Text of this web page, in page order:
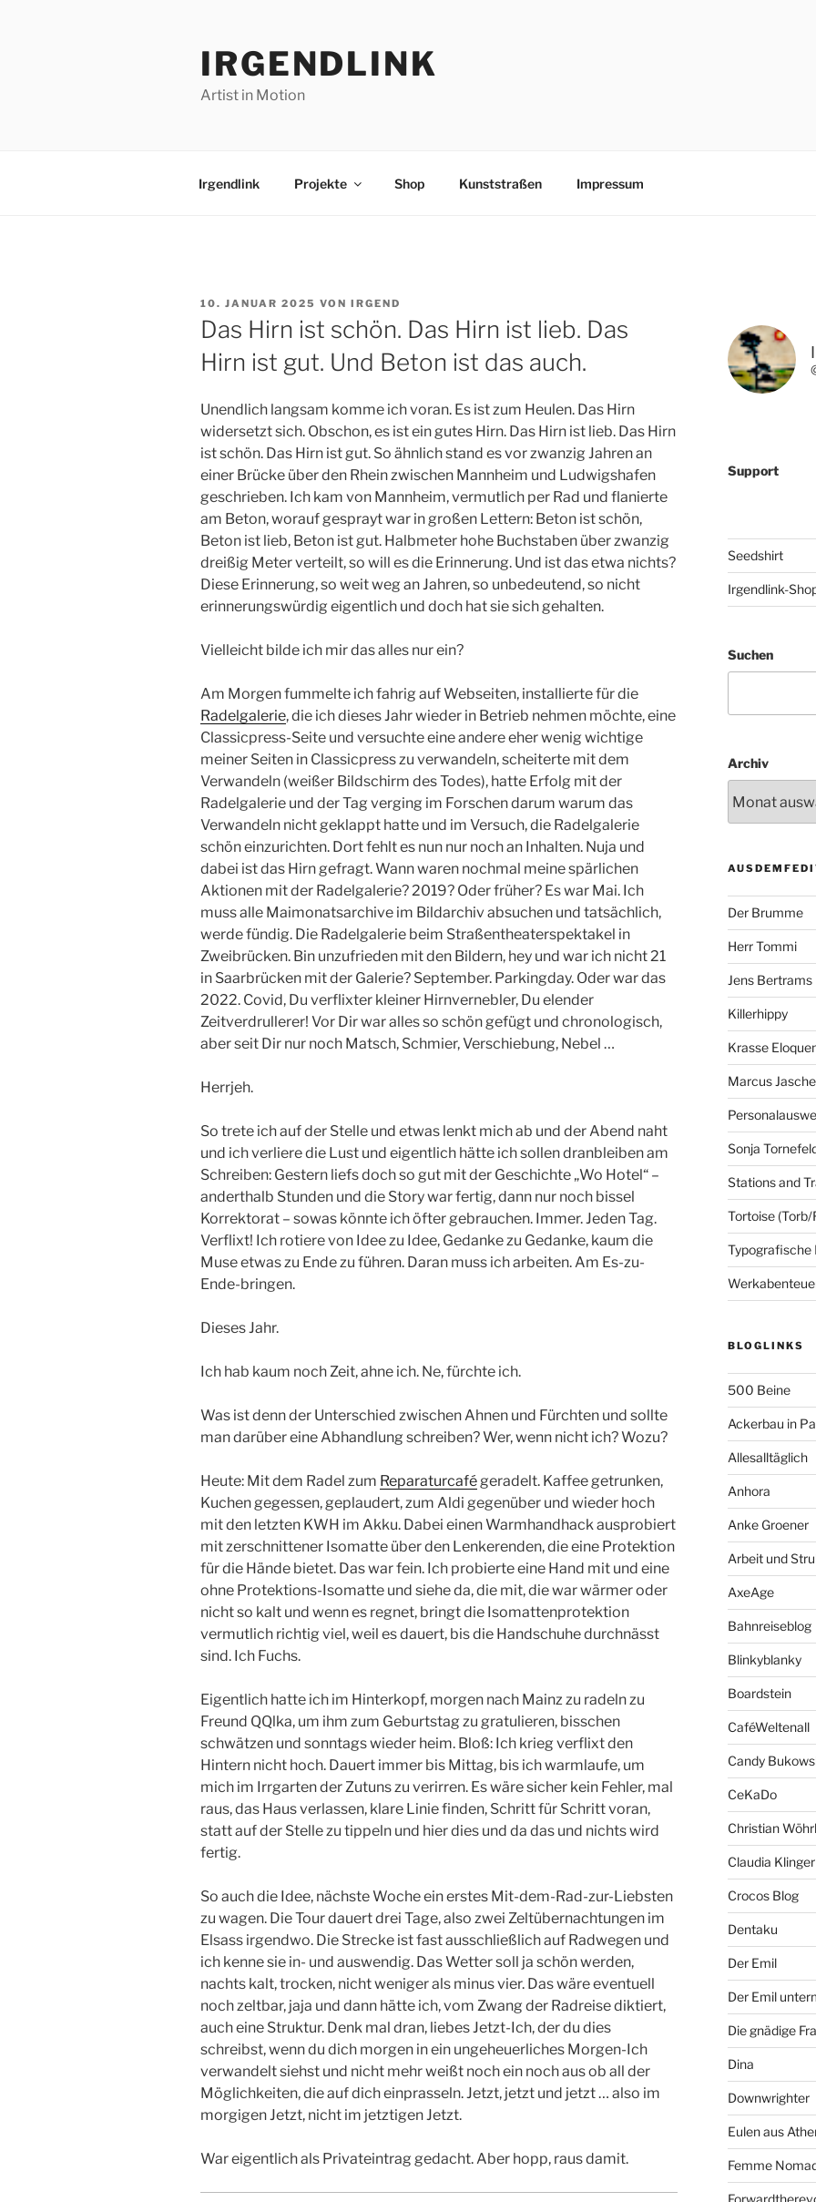
IRGENDLINK
Artist in Motion
Irgendlink Projekte Shop Kunststraßen Impressum
VERÖFFENTLICHT
AM
10. JANUAR 2025 VON IRGEND
Das Hirn ist schön. Das Hirn ist lieb. Das
Hirn ist gut. Und Beton ist das auch.
Unendlich langsam komme ich voran. Es ist zum Heulen. Das Hirn
widersetzt sich. Obschon, es ist ein gutes Hirn. Das Hirn ist lieb. Das Hirn
ist schön. Das Hirn ist gut. So ähnlich stand es vor zwanzig Jahren an
einer Brücke über den Rhein zwischen Mannheim und Ludwigshafen
geschrieben. Ich kam von Mannheim, vermutlich per Rad und flanierte
am Beton, worauf gesprayt war in großen Lettern: Beton ist schön,
Beton ist lieb, Beton ist gut. Halbmeter hohe Buchstaben über zwanzig
dreißig Meter verteilt, so will es die Erinnerung. Und ist das etwa nichts?
Diese Erinnerung, so weit weg an Jahren, so unbedeutend, so nicht
erinnerungswürdig eigentlich und doch hat sie sich gehalten.
Vielleicht bilde ich mir das alles nur ein?
Am Morgen fummelte ich fahrig auf Webseiten, installierte für die
Radelgalerie, die ich dieses Jahr wieder in Betrieb nehmen möchte, eine
Classicpress-Seite und versuchte eine andere eher wenig wichtige
meiner Seiten in Classicpress zu verwandeln, scheiterte mit dem
Verwandeln (weißer Bildschirm des Todes), hatte Erfolg mit der
Radelgalerie und der Tag verging im Forschen darum warum das
Verwandeln nicht geklappt hatte und im Versuch, die Radelgalerie
schön einzurichten. Dort fehlt es nun nur noch an Inhalten. Nuja und
dabei ist das Hirn gefragt. Wann waren nochmal meine spärlichen
Aktionen mit der Radelgalerie? 2019? Oder früher? Es war Mai. Ich
muss alle Maimonatsarchive im Bildarchiv absuchen und tatsächlich,
werde fündig. Die Radelgalerie beim Straßentheaterspektakel in
Zweibrücken. Bin unzufrieden mit den Bildern, hey und war ich nicht 21
in Saarbrücken mit der Galerie? September. Parkingday. Oder war das
2022. Covid, Du verflixter kleiner Hirnvernebler, Du elender
Zeitverdrullerer! Vor Dir war alles so schön gefügt und chronologisch,
aber seit Dir nur noch Matsch, Schmier, Verschiebung, Nebel …
Herrjeh.
So trete ich auf der Stelle und etwas lenkt mich ab und der Abend naht
und ich verliere die Lust und eigentlich hätte ich sollen dranbleiben am
Schreiben: Gestern liefs doch so gut mit der Geschichte „Wo Hotel“ –
anderthalb Stunden und die Story war fertig, dann nur noch bissel
Korrektorat – sowas könnte ich öfter gebrauchen. Immer. Jeden Tag.
Verflixt! Ich rotiere von Idee zu Idee, Gedanke zu Gedanke, kaum die
Muse etwas zu Ende zu führen. Daran muss ich arbeiten. Am Es-zu-
Ende-bringen.
Dieses Jahr.
Ich hab kaum noch Zeit, ahne ich. Ne, fürchte ich.
Was ist denn der Unterschied zwischen Ahnen und Fürchten und sollte
man darüber eine Abhandlung schreiben? Wer, wenn nicht ich? Wozu?
Heute: Mit dem Radel zum Reparaturcafégeradelt. Kaffee getrunken,
Kuchen gegessen, geplaudert, zum Aldi gegenüber und wieder hoch
mit den letzten KWH im Akku. Dabei einen Warmhandhack ausprobiert
mit zerschnittener Isomatte über den Lenkerenden, die eine Protektion
für die Hände bietet. Das war fein. Ich probierte eine Hand mit und eine
ohne Protektions-Isomatte und siehe da, die mit, die war wärmer oder
nicht so kalt und wenn es regnet, bringt die Isomattenprotektion
vermutlich richtig viel, weil es dauert, bis die Handschuhe durchnässt
sind. Ich Fuchs.
Eigentlich hatte ich im Hinterkopf, morgen nach Mainz zu radeln zu
Freund QQlka, um ihm zum Geburtstag zu gratulieren, bisschen
schwätzen und sonntags wieder heim. Bloß: Ich krieg verflixt den
Hintern nicht hoch. Dauert immer bis Mittag, bis ich warmlaufe, um
mich im Irrgarten der Zutuns zu verirren. Es wäre sicher kein Fehler, mal
raus, das Haus verlassen, klare Linie finden, Schritt für Schritt voran,
statt auf der Stelle zu tippeln und hier dies und da das und nichts wird
fertig.
So auch die Idee, nächste Woche ein erstes Mit-dem-Rad-zur-Liebsten
zu wagen. Die Tour dauert drei Tage, also zwei Zeltübernachtungen im
Elsass irgendwo. Die Strecke ist fast ausschließlich auf Radwegen und
ich kenne sie in- und auswendig. Das Wetter soll ja schön werden,
nachts kalt, trocken, nicht weniger als minus vier. Das wäre eventuell
noch zeltbar, jaja und dann hätte ich, vom Zwang der Radreise diktiert,
auch eine Struktur. Denk mal dran, liebes Jetzt-Ich, der du dies
schreibst, wenn du dich morgen in ein ungeheuerliches Morgen-Ich
verwandelt siehst und nicht mehr weißt noch ein noch aus ob all der
Möglichkeiten, die auf dich einprasseln. Jetzt, jetzt und jetzt … also im
morgigen Jetzt, nicht im jetztigen Jetzt.
War eigentlich als Privateintrag gedacht. Aber hopp, raus damit.
Support
Seedshirt
Irgendlink-
Suchen
Archiv
Der Brumme
Herr Tommi
Jens Bertrams
Killerhippy
Krasse
Marcus
Sonja
Stations and
Tortoise (Torb/
Typografische
BLOGLINKS
500 Beine
Ackerbau in
Allesalltäglich
Anhora
Anke Groener
Arbeit und
AxeAge
Bahnreiseblog
Blinkyblanky
Boardstein
CaféWeltenall
Candy
CeKaDo
Christian Wöhrl
Claudia Klinger
Crocos Blog
Dentaku
Der Emil
Der Emil
Die gnädige
Dina
Downwrighter
Eulen aus
Femme